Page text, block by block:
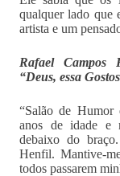
qualquer lado que
artista e um
Rafael Campos
“Deus, essa
“Salão de Humor
anos de idade e
debaixo do
Henfil. Mantive-
todos passarem